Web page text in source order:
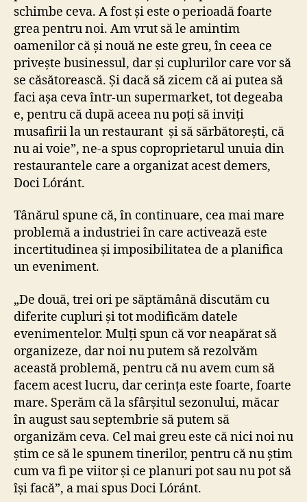
schimbe ceva. A fost și este o perioadă foarte
grea pentru noi. Am vrut să le amintim
oamenilor că și nouă ne este greu, în ceea ce
privește businessul, dar și cuplurilor care vor să
se căsătorească. Și dacă să zicem că ai putea să
faci așa ceva într-un supermarket, tot degeaba
e, pentru că după aceea nu poți să inviți
musafirii la un restaurant și să sărbătorești, că
nu ai voie”, ne-a spus coproprietarul unuia din
restaurantele care a organizat acest demers,
Doci Lóránt.
Tânărul spune că, în continuare, cea mai mare
problemă a industriei în care activează este
incertitudinea și imposibilitatea de a planifica
un eveniment.
„De două, trei ori pe săptămână discutăm cu
diferite cupluri și tot modificăm datele
evenimentelor. Mulți spun că vor neapărat să
organizeze, dar noi nu putem să rezolvăm
această problemă, pentru că nu avem cum să
facem acest lucru, dar cerința este foarte, foarte
mare. Sperăm că la sfârșitul sezonului, măcar
în august sau septembrie să putem să
organizăm ceva. Cel mai greu este că nici noi nu
știm ce să le spunem tinerilor, pentru că nu știm
cum va fi pe viitor și ce planuri pot sau nu pot să
își facă”, a mai spus Doci Lóránt.